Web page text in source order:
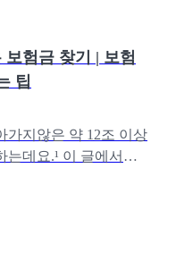
험금 찾기 | 보험
팁
가지않은 약 12조 이상
는데요.¹ 이 글에서는